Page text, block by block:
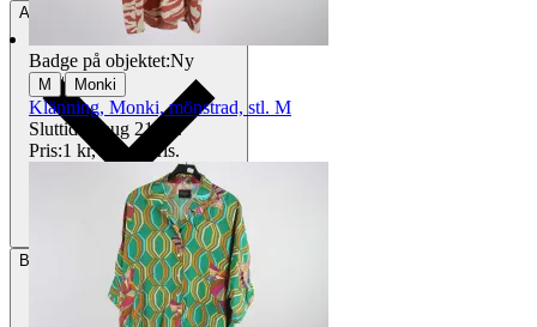
Avhämtning Stockholm, Sverige
Betalning Via Tradera
Badge på objektet:Ny
M | Monki
Klänning, Monki, mönstrad, stl. M
Sluttid 16 aug 21:24
.
Pris:1 kr,Utropspris.